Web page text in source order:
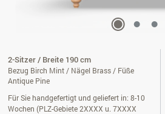
2-Sitzer / Breite 190 cm
Bezug Birch Mint / Nägel Brass / Füße
Antique Pine
Für Sie handgefertigt und geliefert in: 8-10
Wochen (PLZ-Gebiete 2XXXX u. 7XXXX